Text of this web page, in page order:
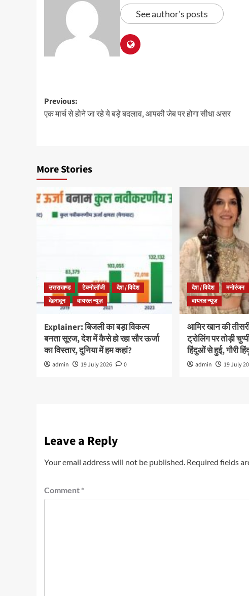
See author's posts
Previous:
एक मार्च से होने जा रहे ये बड़े बदलाव, आपकी जेब पर होगा सीधा असर
More Stories
उत्तराखण्ड टेक्नोलॉजी
देश / विदेश
देहरादून
वायरल न्यूज़
Explainer: बिजली का बड़ा विकल्प
बनता सूरज, देश में कैसे हो रहा सौर ऊर्जा
का विस्तार, दुनिया में हम कहां?
admin 19 July 2026 0
देश / विदेश मनोरंजन
वायरल न्यूज़
आमिर खान की
ट्रोलिंग पर तोड़ी
हिंदुओं से हुई, गौरी
admin 19 July
Leave a Reply
Your email address will not be published. Required fields
Comment *